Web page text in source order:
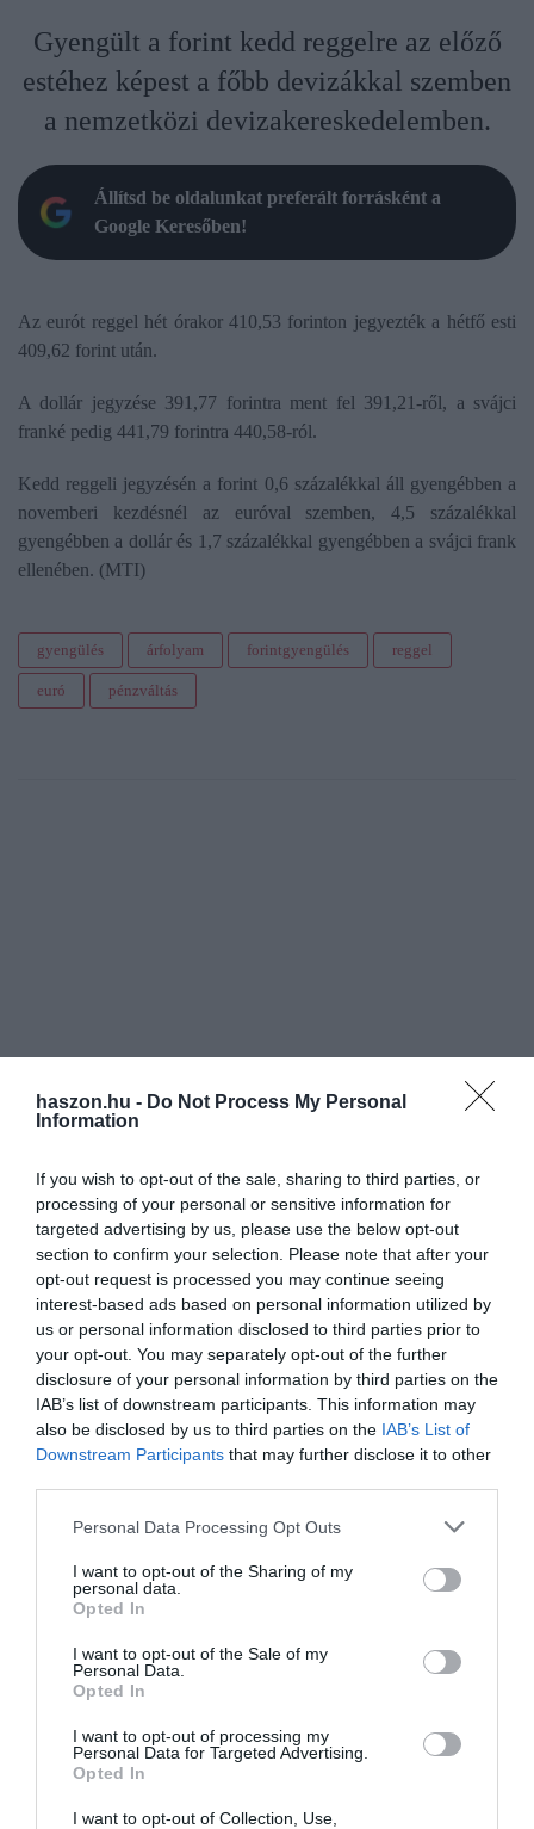
haszon.hu - Do Not Process My Personal
Information
If you wish to opt-out of the sale, sharing to third parties, or
processing of your personal or sensitive information for
targeted advertising by us, please use the below opt-out
section to confirm your selection. Please note that after your
opt-out request is processed you may continue seeing
interest-based ads based on personal information utilized by
us or personal information disclosed to third parties prior to
your opt-out. You may separately opt-out of the further
disclosure of your personal information by third parties on the
IAB’s list of downstream participants. This information may
also be disclosed by us to third parties on the IAB’s List of
Downstream Participants that may further disclose it to other
Please note that this website/app uses one or more Google
not limited to your visit or usage behaviour. You may click to
grant or deny consent to Google and its third-party tags to
use your data for below specified purposes in below Google
consent section.
Personal Data Processing Opt Outs
I want to opt-out of the Sharing of my
personal data.
Opted In
I want to opt-out of the Sale of my
Personal Data.
Opted In
I want to opt-out of processing my
Personal Data for Targeted Advertising.
Opted In
I want to opt-out of Collection, Use,
Gyengült a forint kedd reggelre az előző
estéhez képest a főbb devizákkal szemben
a nemzetközi devizakereskedelemben.
Állítsd be oldalunkat preferált forrásként a
Google Keresőben!
Az eurót reggel hét órakor 410,53 forinton jegyezték a hétfő esti
409,62 forint után.
A dollár jegyzése 391,77 forintra ment fel 391,21-ről, a svájci
franké pedig 441,79 forintra 440,58-ról.
Kedd reggeli jegyzésén a forint 0,6 százalékkal áll gyengébben a
novemberi kezdésnél az euróval szemben, 4,5 százalékkal
gyengébben a dollár és 1,7 százalékkal gyengébben a svájci frank
ellenében. (MTI)
gyengülés árfolyam forintgyengülés reggel
euró pénzváltás
JOG
Milliókkal verte át áldozatát az idősotthon 83 éves
lakója
A Nagykanizsai Járási Ügyészség vádat emelt egy 83 éves
asszonnyal szemben, aki a letenyei idősotthonban egyik
közölte a Zala Vármegyei…